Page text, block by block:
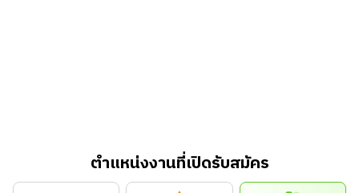
ตำแหน่งงานที่เปิดรับสมัคร